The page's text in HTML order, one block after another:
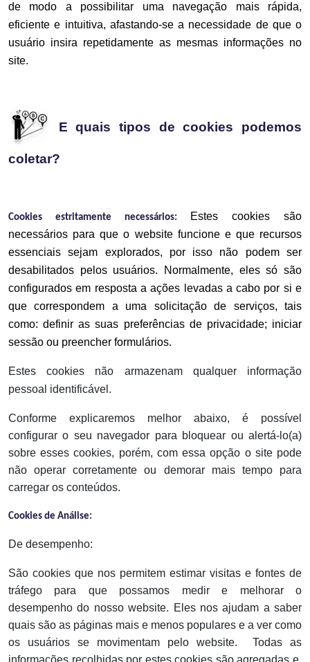
de modo a possibilitar uma navegação mais rápida,
eficiente e intuitiva, afastando-se a necessidade de que o
usuário insira repetidamente as mesmas informações no
site.
E quais tipos de cookies podemos
coletar?
Cookies estritamente necessários:
Estes cookies são
necessários para que o website funcione e que recursos
essenciais sejam explorados, por isso não podem ser
desabilitados pelos usuários. Normalmente, eles só são
configurados em resposta a ações levadas a cabo por si e
que correspondem a uma solicitação de serviços, tais
como: definir as suas preferências de privacidade; iniciar
sessão ou preencher formulários.
Estes cookies não armazenam qualquer informação
pessoal identificável.
Conforme explicaremos melhor abaixo, é possível
configurar o seu navegador para bloquear ou alertá-lo(a)
sobre esses cookies, porém, com essa opção o site pode
não operar corretamente ou demorar mais tempo para
carregar os conteúdos.
Cookies de Análise:
De desempenho:
São cookies que nos permitem estimar visitas e fontes de
tráfego para que possamos medir e melhorar o
desempenho do nosso website. Eles nos ajudam a saber
quais são as páginas mais e menos populares e a ver como
os usuários se movimentam pelo website. Todas as